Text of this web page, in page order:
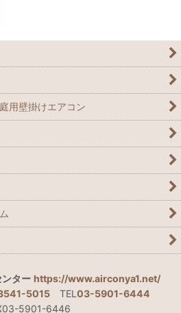
用壁掛けエアコン
ター https://www.airconya1.net/
5015TEL 03-5901-6444
5901-6446